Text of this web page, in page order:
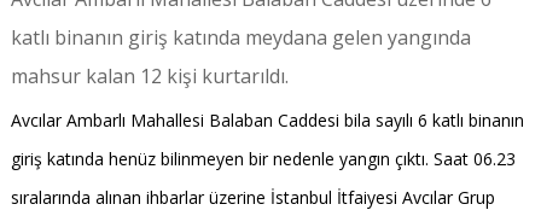
katlı binanın giriş katında meydana gelen yangında
mahsur kalan 12 kişi kurtarıldı.
Avcılar Ambarlı Mahallesi Balaban Caddesi bila sayılı 6 katlı binanın
giriş katında henüz bilinmeyen bir nedenle yangın çıktı. Saat 06.23
sıralarında alınan ihbarlar üzerine İstanbul İtfaiyesi Avcılar Grup